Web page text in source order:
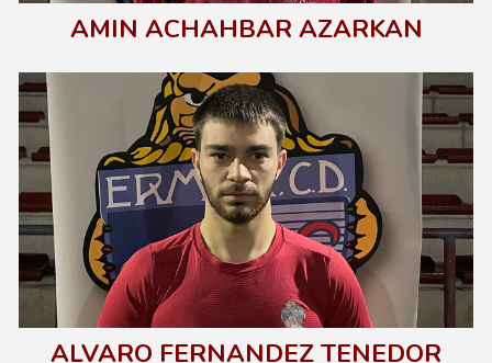
AMIN ACHAHBAR AZARKAN
ALVARO FERNANDEZ TENEDOR